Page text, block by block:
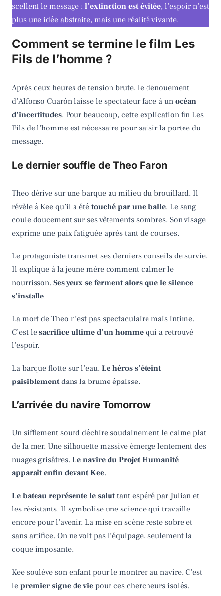
scellent le message : l’extinction est évitée, l’espoir n’est
plus une idée abstraite, mais une réalité vivante.
Comment se termine le film Les
Fils de l’homme ?
Après deux heures de tension brute, le dénouement
d’Alfonso Cuarón laisse le spectateur face à un océan
d’incertitudes. Pour beaucoup, cette explication fin Les
Fils de l’homme est nécessaire pour saisir la portée du
message.
Le dernier souffle de Theo Faron
Theo dérive sur une barque au milieu du brouillard. Il
révèle à Kee qu’il a été touché par une balle. Le sang
coule doucement sur ses vêtements sombres. Son visage
exprime une paix fatiguée après tant de courses.
Le protagoniste transmet ses derniers conseils de survie.
Il explique à la jeune mère comment calmer le
nourrisson. Ses yeux se ferment alors que le silence
s’installe.
La mort de Theo n’est pas spectaculaire mais intime.
C’est le sacrifice ultime d’un homme qui a retrouvé
l’espoir.
La barque flotte sur l’eau. Le héros s’éteint
paisiblementdans la brume épaisse.
L’arrivée du navire Tomorrow
Un sifflement sourd déchire soudainement le calme plat
de la mer. Une silhouette massive émerge lentement des
nuages grisâtres. Le navire du Projet Humanité
apparaît enfin devant Kee.
Le bateau représente le saluttant espéré par Julian et
les résistants. Il symbolise une science qui travaille
encore pour l’avenir. La mise en scène reste sobre et
sans artifice. On ne voit pas l’équipage, seulement la
coque imposante.
Kee soulève son enfant pour le montrer au navire. C’est
le premier signe de vie pour ces chercheurs isolés.